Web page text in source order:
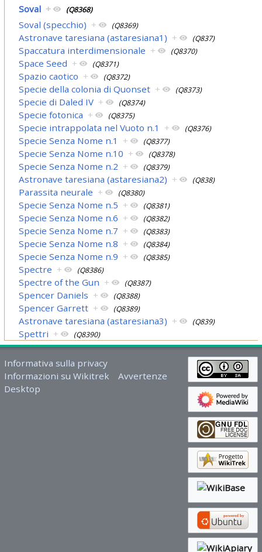
Soval + (Q8368)
Soval (specchio) + (Q8369)
Astronave taresiana (astaresiana1) + (Q837)
Spaccatura interdimensionale + (Q8370)
Space Seed + (Q8371)
Spazio caotico + (Q8372)
Specie della colonia di Quonset + (Q8373)
Specie di Daled IV + (Q8374)
Specie fotonica + (Q8375)
Specie intrappolata nel Vuoto n.1 + (Q8376)
Specie Senza Nome n.1 + (Q8377)
Specie Senza Nome n.10 + (Q8378)
Specie Senza Nome n.2 + (Q8379)
Astronave taresiana (astaresiana2) + (Q838)
Parassita neurale + (Q8380)
Specie Senza Nome n.5 + (Q8381)
Specie Senza Nome n.6 + (Q8382)
Specie Senza Nome n.7 + (Q8383)
Specie Senza Nome n.8 + (Q8384)
Specie Senza Nome n.9 + (Q8385)
Spectre + (Q8386)
Spectre of the Gun + (Q8387)
Spencer Daniels + (Q8388)
Spencer Garrett + (Q8389)
Astronave taresiana (astaresiana3) + (Q839)
Spettri + (Q8390)
Informativa sulla privacy
Informazioni su Wikitrek
Avvertenze
Desktop